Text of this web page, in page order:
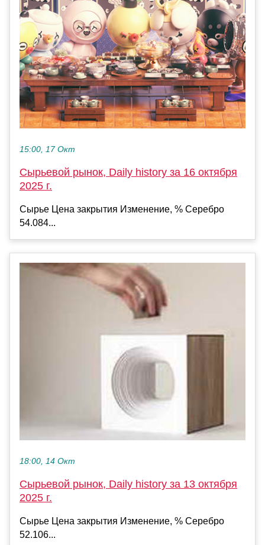
15:00, 17 Окт
Сырьевой рынок, Daily history за 16 октября
2025 г.
Сырье Цена закрытия Изменение, % Серебро
54.084...
18:00, 14 Окт
Сырьевой рынок, Daily history за 13 октября
2025 г.
Сырье Цена закрытия Изменение, % Серебро
52.106...